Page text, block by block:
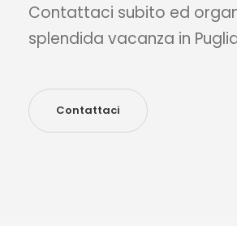
Contattaci subito ed
splendida vacanza in
Contattaci